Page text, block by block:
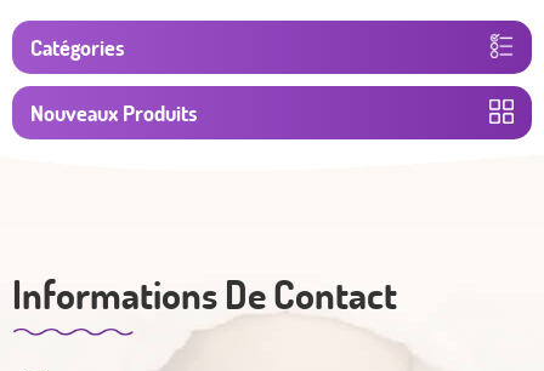
Catégories
Nouveaux Produits
Informations De Contact